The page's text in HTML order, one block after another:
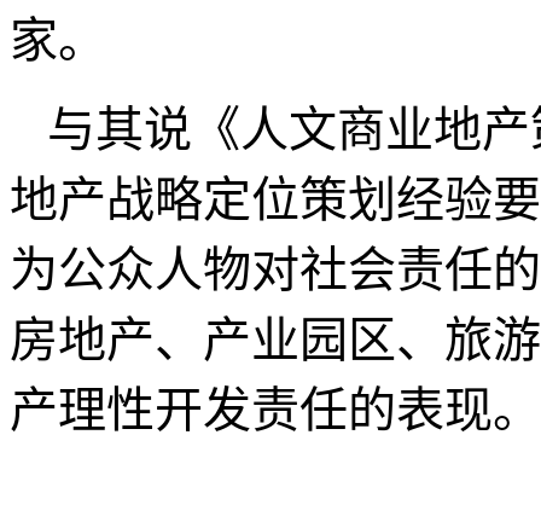
于他所在行业外的观察
战略策划人的功夫在功
著名策划人，但在凤凰
经频道，成都电视台等
家身份点评社会热点与
此能够理解他为什么是